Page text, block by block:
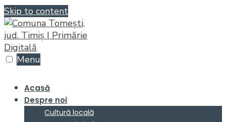
Skip to content
Menu
Acasă
Despre noi
Cultură locală